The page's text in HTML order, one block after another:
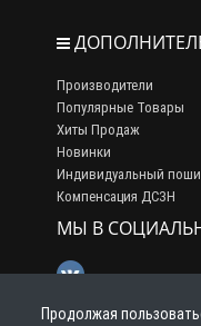
Продолжая
Производители
Популярные Товары
Хиты Продаж
Новинки
Индивидуальный
Компенсация ДСЗН
МЫ В